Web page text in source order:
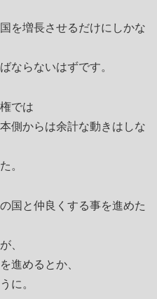
を増長させるだけにしかな
ならないはずです。
では
側からは余計な動きはしな
。
国と仲良くする事を進めた
、
進めるとか、
に。